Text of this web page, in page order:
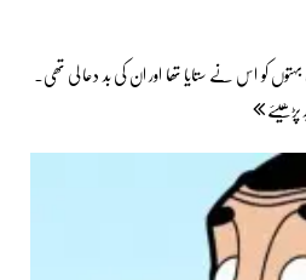
بہتوں کو اس نے ستایا تھا اور ان کی بد دعا لی تھی۔